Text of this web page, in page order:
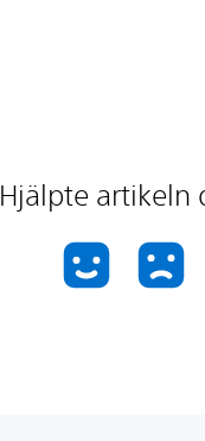
Hjälpte artikeln